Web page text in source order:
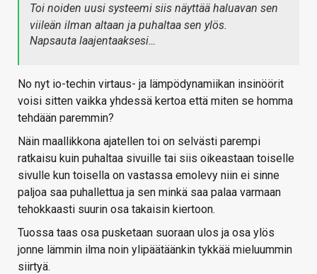
Toi noiden uusi systeemi siis näyttää haluavan sen
viileän ilman altaan ja puhaltaa sen ylös.
Napsauta laajentaaksesi…
No nyt io-techin virtaus- ja lämpödynamiikan insinöörit
voisi sitten vaikka yhdessä kertoa että miten se homma
tehdään paremmin?
Näin maallikkona ajatellen toi on selvästi parempi
ratkaisu kuin puhaltaa sivuille tai siis oikeastaan toiselle
sivulle kun toisella on vastassa emolevy niin ei sinne
paljoa saa puhallettua ja sen minkä saa palaa varmaan
tehokkaasti suurin osa takaisin kiertoon.
Tuossa taas osa pusketaan suoraan ulos ja osa ylös
jonne lämmin ilma noin ylipäätäänkin tykkää mieluummin
siirtyä.